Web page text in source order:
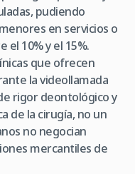
pudiendo
en servicios o
10% y el 15%.
que ofrecen
la videollamada
rigor deontológico y
de la cirugía, no un
no negocian
mercantiles de